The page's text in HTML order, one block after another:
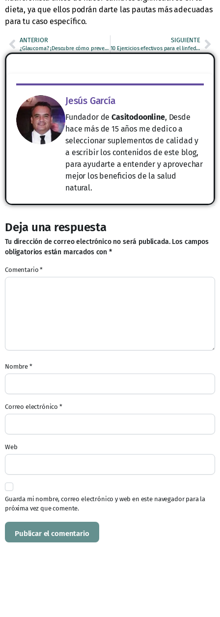
dieta, ya que ellos podrán darte las pautas más adecuadas
para tu caso específico.
ANTERIOR
¿Glaucoma? ¡Descubre cómo prevenir la ceguera hoy mismo!
SIGUIENTE
10 Ejercicios efectivos para el linfedema de piernas: Reduce la hinchazón y mejora tu calidad de vida
Jesús García
Fundador deCasitodoonline, Desde
hace más de 15 años me dedico a
seleccionar suplementos de calidad y
a escribir los contenidos de este blog,
para ayudarte a entender y aprovechar
mejor los beneficios de la salud
natural.
Deja una respuesta
Tu dirección de correo electrónico no será publicada. Los campos
obligatorios están marcados con *
Comentario*
Nombre *
Correo electrónico *
Web
Guarda mi nombre, correo electrónico y web en este navegador para la
próxima vez que comente.